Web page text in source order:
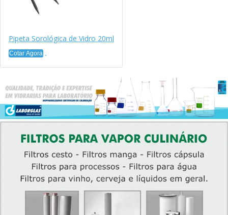
Pipeta Sorológica de Vidro 20ml
Cotar Agora